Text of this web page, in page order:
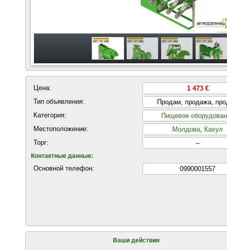
Цена:
1 473 €
Тип объявления:
Продам, продажа,
Категория:
Пищевое
Местоположение:
Молдова, Кахул
Торг:
--
Контактные данные:
Основной телефон: 0990001557
Ваши действия